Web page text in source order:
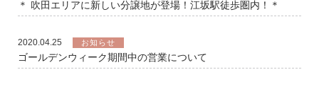
＊ 吹田エリアに新しい分譲地が登場！江坂駅徒歩圏内！＊
2020.04.25 お知らせ
ゴールデンウィーク期間中の営業について